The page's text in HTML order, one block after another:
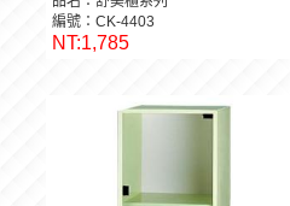
編號：CK-4403
NT:1,785